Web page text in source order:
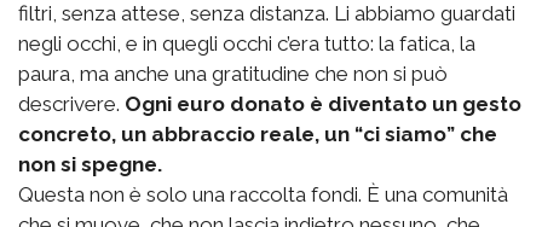
filtri, senza attese, senza distanza. Li abbiamo guardati
negli occhi, e in quegli occhi c’era tutto: la fatica, la
paura, ma anche una gratitudine che non si può
descrivere. Ogni euro donato è diventato un gesto
concreto, un abbraccio reale, un “ci siamo” che
non si spegne.
Questa non è solo una raccolta fondi. È una comunità